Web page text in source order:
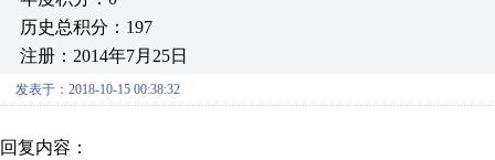
历史总积分：197
注册：2014年7月25日
发表于：2018-10-15 00:38:32
回复内容：